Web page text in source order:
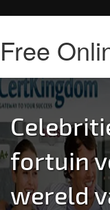
fortuin
wereld